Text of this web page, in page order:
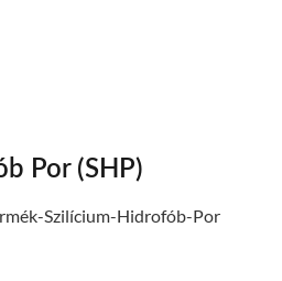
Por (SHP)